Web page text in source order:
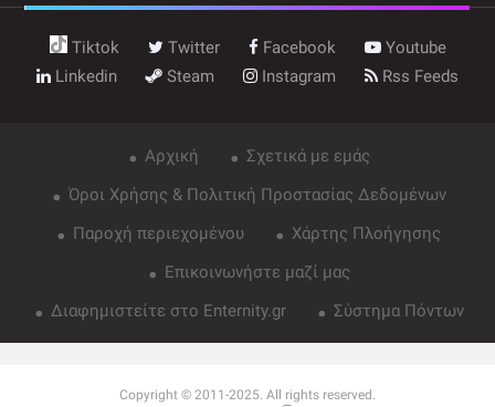
Tiktok Twitter Facebook
Youtube
Linkedin
Steam Instagram Rss Feeds
Αρχική
Σχετικά με εμάς
Όροι Χρήσης & Πολιτική Προστασίας Δεδομένων
Παροχή περιεχομένου
Χάρτης Πλοήγησης
Επικοινωνήστε μαζί μας
Διαφημιστείτε στο Enternity.gr
Σύστημα Πόντων
Copyright © 2011-2025. All rights reserved.